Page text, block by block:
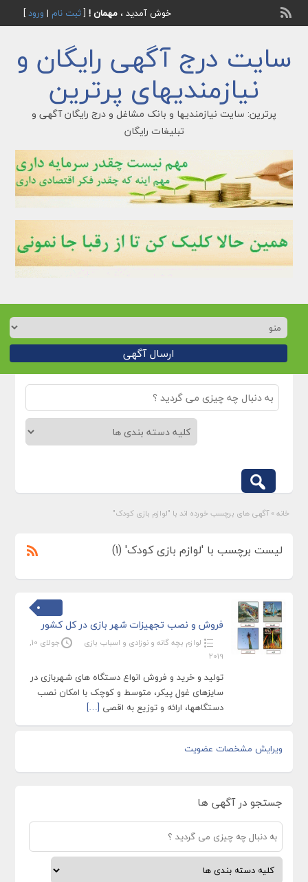
خوش آمدید ، مهمان ![ثبت نام | ورود]
سایت درج آگهی رایگان و
نیازمندیهای پرترین
پرترین: سایت نیازمندیها و بانک مشاغل و درج رایگان آگهی و
تبلیغات رایگان
ارسال آگهی
خانه » آگهی های برچسب خورده اند با "لوازم بازی کودک"
لیست برچسب با 'لوازم بازی کودک' (1)
فروش و نصب تجهیزات شهر بازی در کل کشور
لوازم بچه گانه و نوزادی و اسباب بازی
جولای 10,
2019
تولید و خرید و فروش انواع دستگاه های شهربازی در
سایزهای غول پیکر، متوسط و کوچک با امکان نصب
دستگاهها، ارائه و توزیع به اقصی […]
ویرایش مشخصات عضویت
جستجو در آگهی ها